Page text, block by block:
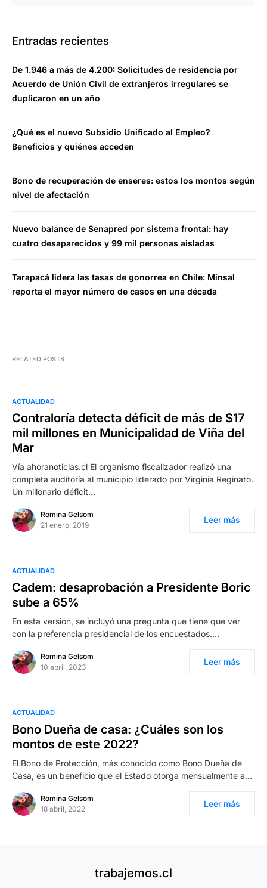
Entradas recientes
De 1.946 a más de 4.200: Solicitudes de residencia por
Acuerdo de Unión Civil de extranjeros irregulares se
duplicaron en un año
¿Qué es el nuevo Subsidio Unificado al Empleo?
Beneficios y quiénes acceden
Bono de recuperación de enseres: estos los montos según
nivel de afectación
Nuevo balance de Senapred por sistema frontal: hay
cuatro desaparecidos y 99 mil personas aisladas
Tarapacá lidera las tasas de gonorrea en Chile: Minsal
reporta el mayor número de casos en una década
RELATED POSTS
ACTUALIDAD
Contraloría detecta déficit de más de $17
mil millones en Municipalidad de Viña del
Mar
Vía ahoranoticias.cl El organismo fiscalizador realizó una
completa auditoría al municipio liderado por Virginia Reginato.
Un millonario déficit…
Romina Gelsom
21 enero, 2019
Leer más
ACTUALIDAD
Cadem: desaprobación a Presidente Boric
sube a 65%
En esta versión, se incluyó una pregunta que tiene que ver
con la preferencia presidencial de los encuestados.…
Romina Gelsom
10 abril, 2023
Leer más
ACTUALIDAD
Bono Dueña de casa: ¿Cuáles son los
montos de este 2022?
El Bono de Protección, más conocido como Bono Dueña de
Casa, es un beneficio que el Estado otorga mensualmente a…
Romina Gelsom
18 abril, 2022
Leer más
trabajemos.cl